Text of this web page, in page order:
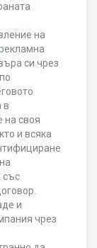
на
си чрез
в
на своя
и всяка
със
и
чрез